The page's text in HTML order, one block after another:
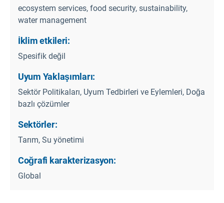
ecosystem services, food security, sustainability,
water management
İklim etkileri:
Spesifik değil
Uyum Yaklaşımları:
Sektör Politikaları, Uyum Tedbirleri ve Eylemleri, Doğa
bazlı çözümler
Sektörler:
Tarım, Su yönetimi
Coğrafi karakterizasyon:
Global